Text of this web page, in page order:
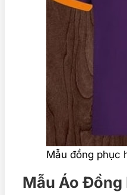
Mẫu đồng phục
Mẫu Áo Đồng